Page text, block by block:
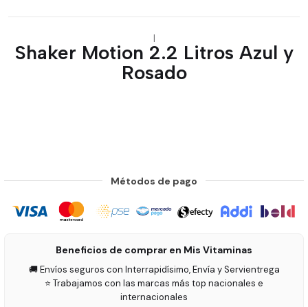
|
Shaker Motion 2.2 Litros Azul y
Rosado
Métodos de pago
Beneficios de comprar en Mis Vitaminas
🚚 Envíos seguros con Interrapidísimo, Envía y Servientrega
⭐ Trabajamos con las marcas más top nacionales e
internacionales